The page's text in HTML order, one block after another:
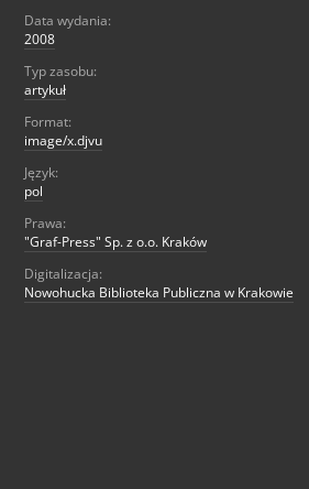
Data wydania:
2008
Typ zasobu:
artykuł
Format:
image/x.djvu
Język:
pol
Prawa:
"Graf-Press" Sp. z o.o. Kraków
Digitalizacja:
Nowohucka Biblioteka Publiczna w Krakowie